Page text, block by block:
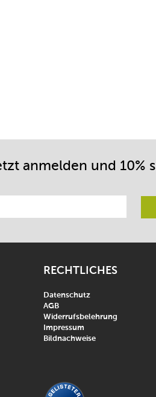
anmelden und 10%
RECHTLICHES
Datenschutz
AGB
Widerrufsbelehrung
Impressum
Bildnachweise